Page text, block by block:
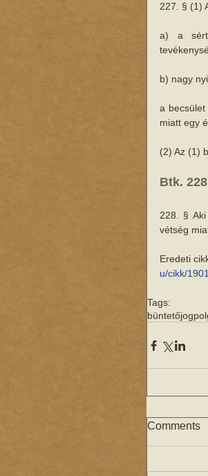
227. § (1)
a) a
b) nagy
a becsület
miatt egy
(2) Az (1)
Btk.
228. §
vétség
Eredeti
u/cikk/
Tags:
büntetőjog
Comments